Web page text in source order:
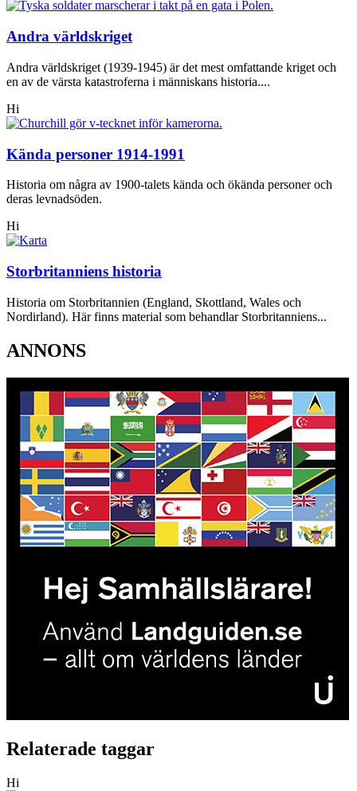
Andra världskriget
Andra världskriget (1939-1945) är det mest omfattande kriget och
en av de värsta katastroferna i människans historia....
Hi
Kända personer 1914-1991
Historia om några av 1900-talets kända och ökända personer och
deras levnadsöden.
Hi
Storbritanniens historia
Historia om Storbritannien (England, Skottland, Wales och
Nordirland). Här finns material som behandlar Storbritanniens...
ANNONS
Relaterade taggar
Hi